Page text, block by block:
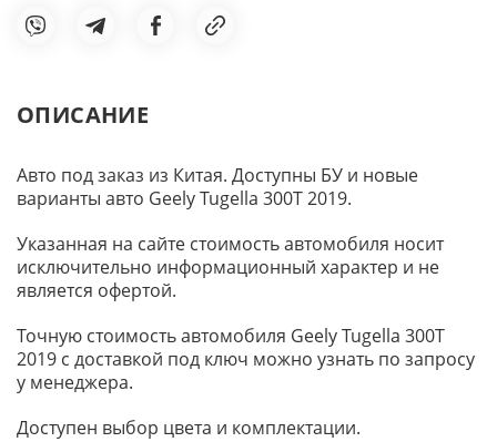
ОПИСАНИЕ
Авто под заказ из Китая. Доступны БУ и новые
варианты авто Geely Tugella 300T 2019.
Указанная на сайте стоимость автомобиля носит
исключительно информационный характер и не
является офертой.
Точную стоимость автомобиля Geely Tugella 300T
2019 с доставкой под ключ можно узнать по запросу
у менеджера.
Доступен выбор цвета и комплектации.